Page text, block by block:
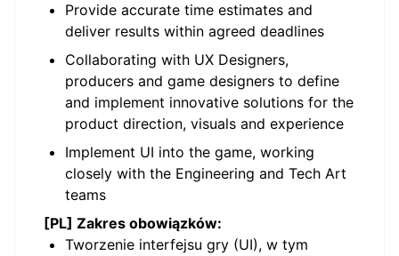
Provide accurate time estimates and
deliver results within agreed deadlines
Collaborating with UX Designers,
producers and game designers to define
and implement innovative solutions for the
product direction, visuals and experience
Implement UI into the game, working
closely with the Engineering and Tech Art
teams
[PL] Zakres obowiązków:
Tworzenie interfejsu gry (UI), w tym